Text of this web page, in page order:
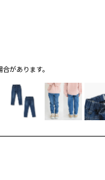
があります。